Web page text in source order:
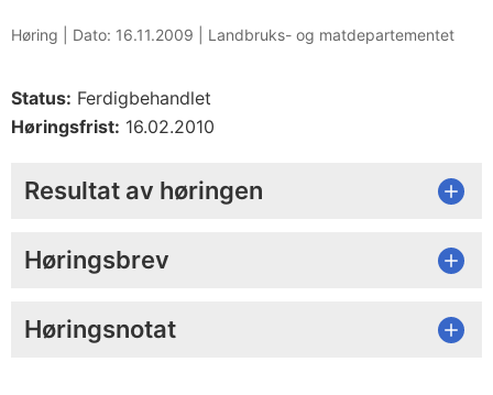
Høring | Dato: 16.11.2009 Landbruks- og matdepartementet
Status: Ferdigbehandlet
Høringsfrist: 16.02.2010
Resultat av høringen
Høringsbrev
Høringsnotat